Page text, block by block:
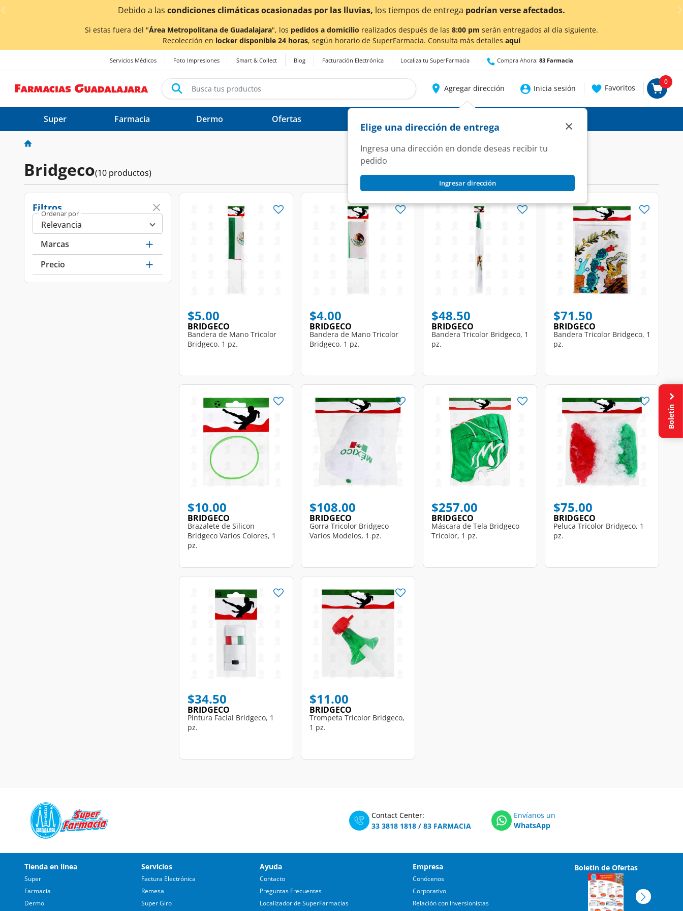
< div class="carousel-inner">condiciones climáticas ocasionadas por las lluvias,los tiempos de entrega podrían verse afectados.
Si estas fuera del "Área Metropolitana de Guadalajara", los pedidos a domicilio realizados después de las 8:00 pm serán entregados al día siguiente.
Recolección en locker disponible 24 horas, según horario de SuperFarmacia. Consulta más detalles aquí
Servicios Médicos Foto Impresiones Smart & Collect Blog Facturación Electrónica Localiza tu SuperFarmacia Compra Ahora: 83 Farmacia
Agregar dirección
Elige una dirección de entrega
Ingresa una dirección en donde deseas recibir tu
pedido
Ingresar dirección
×
Inicia sesión Favoritos
0
Super Farmacia Dermo Ofertas
Bridgeco(10 productos)
Filtros
Ordenar por
Marcas
Precio
$5.00
BRIDGECO
Bandera de Mano Tricolor
Bridgeco, 1 pz.
$4.00
BRIDGECO
Bandera de Mano Tricolor
Bridgeco, 1 pz.
$48.50
BRIDGECO
Bandera Tricolor Bridgeco, 1
pz.
$71.50
BRIDGECO
Bandera Tricolor Bridgeco, 1
pz.
$10.00
BRIDGECO
Brazalete de Silicon
Bridgeco Varios Colores, 1
pz.
$108.00
BRIDGECO
Gorra Tricolor Bridgeco
Varios Modelos, 1 pz.
$257.00
BRIDGECO
Máscara de Tela Bridgeco
Tricolor, 1 pz.
$75.00
BRIDGECO
Peluca Tricolor Bridgeco, 1
pz.
$34.50
BRIDGECO
Pintura Facial Bridgeco, 1
pz.
$11.00
BRIDGECO
Trompeta Tricolor Bridgeco,
1 pz.
Contact Center:
33 3818 1818 / 83 FARMACIA
Envíanos un
WhatsApp
Tienda en línea
Super
Farmacia
Dermo
Servicios
Factura Electrónica
Remesa
Super Giro
Ayuda
Contacto
Preguntas Frecuentes
Localizador de SuperFarmacias
Empresa
Conócenos
Corporativo
Relación con Inversionistas
Boletín de Ofertas
Boletín